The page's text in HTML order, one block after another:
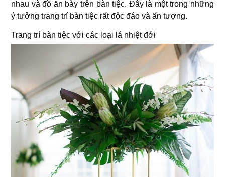
nhau và đồ ăn bày trên bàn tiệc. Đây là một trong những
ý tưởng trang trí bàn tiệc rất độc đáo và ấn tượng.
Trang trí bàn tiệc với các loại lá nhiệt đới